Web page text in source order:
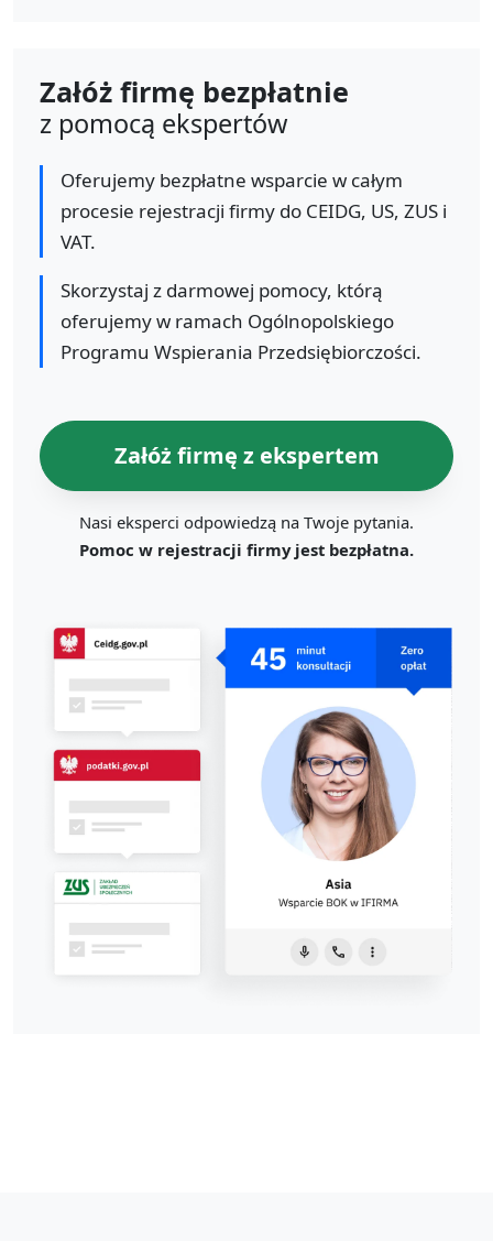
Załóż firmę bezpłatnie
z pomocą ekspertów
Oferujemy bezpłatne wsparcie w całym
procesie rejestracji firmy do CEIDG, US, ZUS i
VAT.
Skorzystaj z darmowej pomocy, którą
oferujemy w ramach Ogólnopolskiego
Programu Wspierania Przedsiębiorczości.
Załóż firmę z ekspertem
Nasi eksperci odpowiedzą na Twoje pytania.
Pomoc w rejestracji firmy jest bezpłatna.